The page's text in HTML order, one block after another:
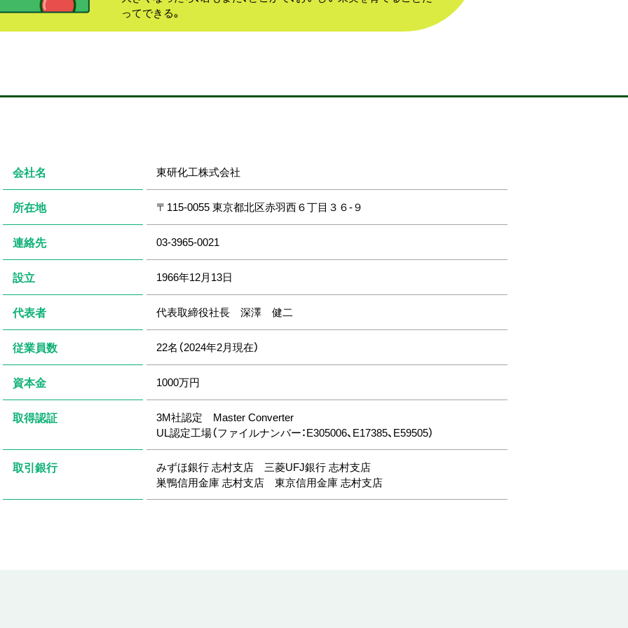
ってできる。
会社名 東研化工株式会社
所在地 〒115-0055 東京都北区赤羽西６丁目３６-９
連絡先 03-3965-0021
設立 1966年12月13日
代表者 代表取締役社長 深澤 健二
従業員数 22名（2024年2月現在）
資本金 1000万円
取得認証
3M社認定 Master Converter
UL認定工場（ファイルナンバー：E305006、E17385、E59505）
取引銀行
みずほ銀行 志村支店 三菱UFJ銀行 志村支店
巣鴨信用金庫 志村支店 東京信用金庫 志村支店